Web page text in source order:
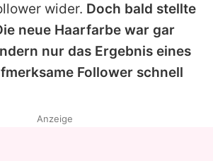
wider. Doch bald stellte
neue Haarfarbe war gar
nur das Ergebnis eines
Follower schnell
Anzeige